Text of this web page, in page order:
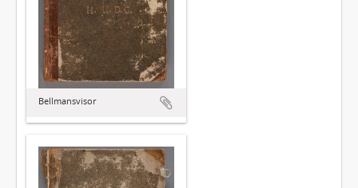
Bellmansvisor